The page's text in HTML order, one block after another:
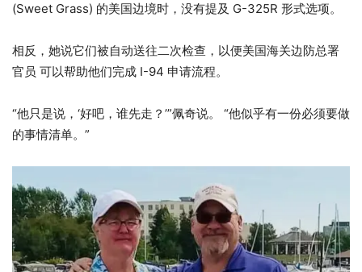
(Sweet Grass) 的美国边境时，没有提及 G-325R 形式选项。
相反，她说它们被自动送往二次检查，以便美国海关边防总署
官员 可以帮助他们完成 I-94 申请流程。
“他只是说，‘好吧，谁先走？’”佩奇说。 “他似乎有一份必须要做
的事情清单。”